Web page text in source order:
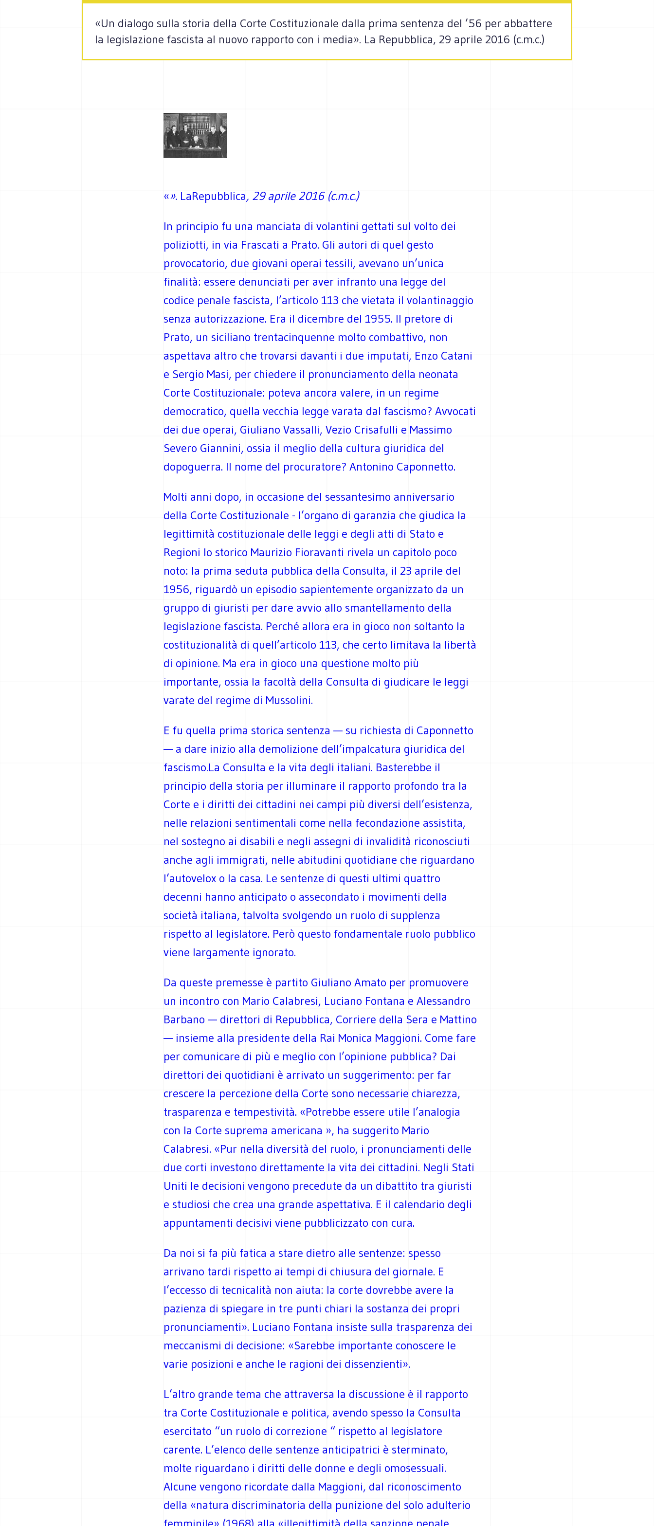
«Un dialogo sulla storia della Corte Costituzionale dalla prima sentenza del ’56 per abbattere
la legislazione fascista al nuovo rapporto con i media». La Repubblica, 29 aprile 2016 (c.m.c.)
«». LaRepubblica, 29 aprile 2016 (c.m.c.)
In principio fu una manciata di volantini gettati sul volto dei
poliziotti, in via Frascati a Prato. Gli autori di quel gesto
provocatorio, due giovani operai tessili, avevano un’unica
finalità: essere denunciati per aver infranto una legge del
codice penale fascista, l’articolo 113 che vietata il volantinaggio
senza autorizzazione. Era il dicembre del 1955. Il pretore di
Prato, un siciliano trentacinquenne molto combattivo, non
aspettava altro che trovarsi davanti i due imputati, Enzo Catani
e Sergio Masi, per chiedere il pronunciamento della neonata
Corte Costituzionale: poteva ancora valere, in un regime
democratico, quella vecchia legge varata dal fascismo? Avvocati
dei due operai, Giuliano Vassalli, Vezio Crisafulli e Massimo
Severo Giannini, ossia il meglio della cultura giuridica del
dopoguerra. Il nome del procuratore? Antonino Caponnetto.
Molti anni dopo, in occasione del sessantesimo anniversario
della Corte Costituzionale - l’organo di garanzia che giudica la
legittimità costituzionale delle leggi e degli atti di Stato e
Regioni lo storico Maurizio Fioravanti rivela un capitolo poco
noto: la prima seduta pubblica della Consulta, il 23 aprile del
1956, riguardò un episodio sapientemente organizzato da un
gruppo di giuristi per dare avvio allo smantellamento della
legislazione fascista. Perché allora era in gioco non soltanto la
costituzionalità di quell’articolo 113, che certo limitava la libertà
di opinione. Ma era in gioco una questione molto più
importante, ossia la facoltà della Consulta di giudicare le leggi
varate del regime di Mussolini.
E fu quella prima storica sentenza — su richiesta di Caponnetto
— a dare inizio alla demolizione dell’impalcatura giuridica del
fascismo.La Consulta e la vita degli italiani. Basterebbe il
principio della storia per illuminare il rapporto profondo tra la
Corte e i diritti dei cittadini nei campi più diversi dell’esistenza,
nelle relazioni sentimentali come nella fecondazione assistita,
nel sostegno ai disabili e negli assegni di invalidità riconosciuti
anche agli immigrati, nelle abitudini quotidiane che riguardano
l’autovelox o la casa. Le sentenze di questi ultimi quattro
decenni hanno anticipato o assecondato i movimenti della
società italiana, talvolta svolgendo un ruolo di supplenza
rispetto al legislatore. Però questo fondamentale ruolo pubblico
viene largamente ignorato.
Da queste premesse è partito Giuliano Amato per promuovere
un incontro con Mario Calabresi, Luciano Fontana e Alessandro
Barbano — direttori di Repubblica, Corriere della Sera e Mattino
— insieme alla presidente della Rai Monica Maggioni. Come fare
per comunicare di più e meglio con l’opinione pubblica? Dai
direttori dei quotidiani è arrivato un suggerimento: per far
crescere la percezione della Corte sono necessarie chiarezza,
trasparenza e tempestività. «Potrebbe essere utile l’analogia
con la Corte suprema americana », ha suggerito Mario
Calabresi. «Pur nella diversità del ruolo, i pronunciamenti delle
due corti investono direttamente la vita dei cittadini. Negli Stati
Uniti le decisioni vengono precedute da un dibattito tra giuristi
e studiosi che crea una grande aspettativa. E il calendario degli
appuntamenti decisivi viene pubblicizzato con cura.
Da noi si fa più fatica a stare dietro alle sentenze: spesso
arrivano tardi rispetto ai tempi di chiusura del giornale. E
l’eccesso di tecnicalità non aiuta: la corte dovrebbe avere la
pazienza di spiegare in tre punti chiari la sostanza dei propri
pronunciamenti». Luciano Fontana insiste sulla trasparenza dei
meccanismi di decisione: «Sarebbe importante conoscere le
varie posizioni e anche le ragioni dei dissenzienti».
L’altro grande tema che attraversa la discussione è il rapporto
tra Corte Costituzionale e politica, avendo spesso la Consulta
esercitato “un ruolo di correzione “ rispetto al legislatore
carente. L’elenco delle sentenze anticipatrici è sterminato,
molte riguardano i diritti delle donne e degli omosessuali.
Alcune vengono ricordate dalla Maggioni, dal riconoscimento
della «natura discriminatoria della punizione del solo adulterio